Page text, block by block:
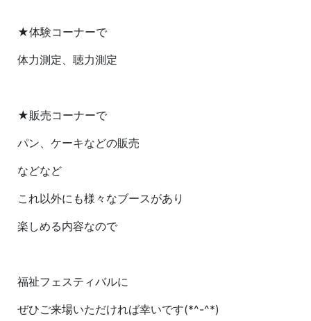
★体験コーナーで
体力測定、聴力測定
★販売コーナーで
パン、ケーキなどの販売
などなど
これ以外にも様々なブースがあり
楽しめる内容なので
福祉フェスティバルに
ぜひご来場いただければ幸いです(*^-^*)